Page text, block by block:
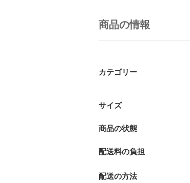
商品の情報
カテゴリー
サイズ
商品の状態
配送料の負担
配送の方法